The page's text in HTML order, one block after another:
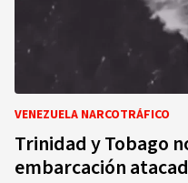
VENEZUELA NARCOTRÁFICO
Trinidad y Tobago
embarcación